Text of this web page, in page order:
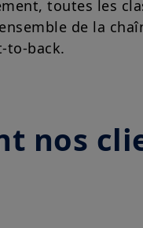
toutes les
de la
to-back.
nos